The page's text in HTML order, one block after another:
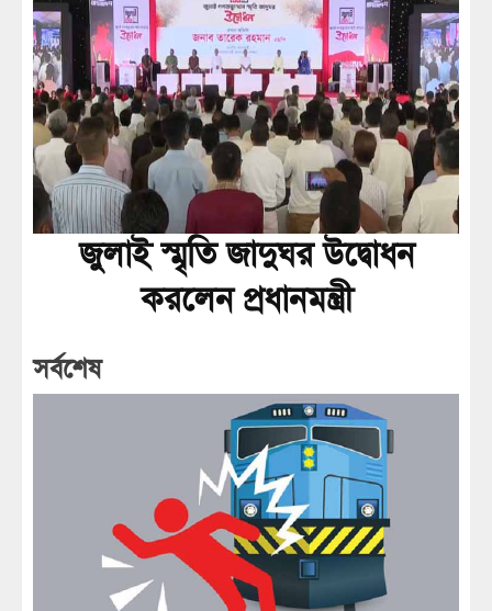
জুলাই স্মৃতি জাদুঘর উদ্বোধন
করলেন প্রধানমন্ত্রী
সর্বশেষ